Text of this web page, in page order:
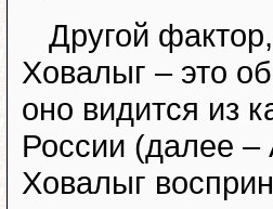
Другой
Ховалыг – это
оно видится из
России (далее
Ховалыг